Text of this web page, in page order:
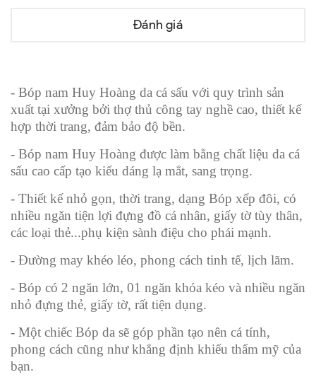
Đánh giá
- Bóp nam Huy Hoàng da cá sấu với quy trình sản
xuất tại xưởng bởi thợ thủ công tay nghề cao, thiết kế
hợp thời trang, đảm bảo độ bền.
- Bóp nam Huy Hoàng được làm bằng chất liệu da cá
sấu cao cấp tạo kiểu dáng lạ mắt, sang trọng.
- Thiết kế nhỏ gọn, thời trang, dạng Bóp xếp đôi, có
nhiều ngăn tiện lợi đựng đồ cá nhân, giấy tờ tùy thân,
các loại thẻ...phụ kiện sành điệu cho phái mạnh.
- Đường may khéo léo, phong cách tinh tế, lịch lãm.
- Bóp có 2 ngăn lớn, 01 ngăn khóa kéo và nhiều ngăn
nhỏ đựng thẻ, giấy tờ, rất tiện dụng.
- Một chiếc Bóp da sẽ góp phần tạo nên cá tính,
phong cách cũng như khẳng định khiếu thẩm mỹ của
bạn.